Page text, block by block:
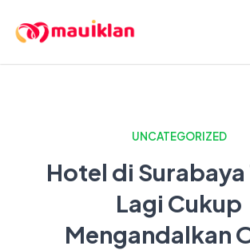
UNCATEGORIZED
Hotel di
Lagi Cukup
Mengandalkan